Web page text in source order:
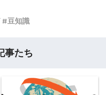
豆知識
事たち